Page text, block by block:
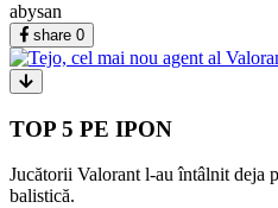
abysan
share 0
TOP 5 PE IPON
Jucătorii Valorant l-au întâlnit deja
balistică.